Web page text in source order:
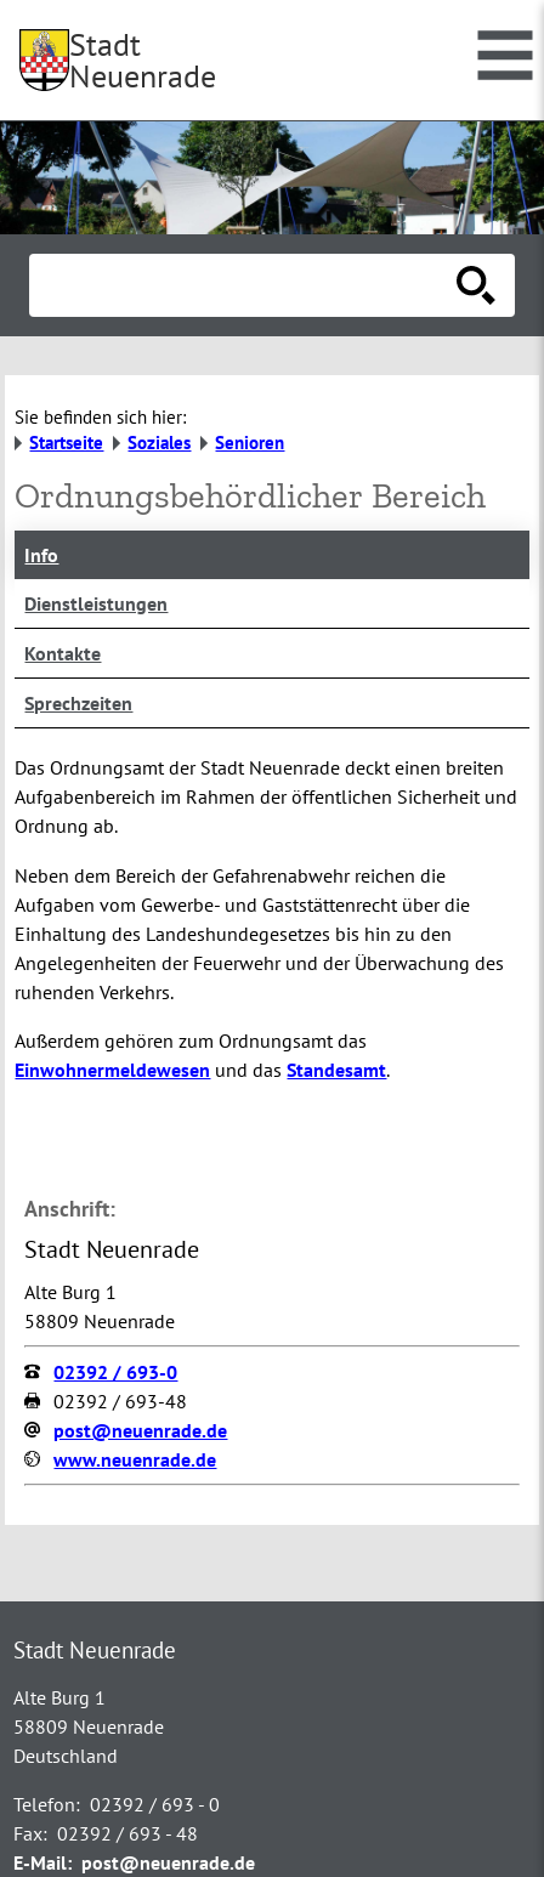
Stadt
Neuenrade
Sie befinden sich hier:
Startseite
Soziales Senioren
Ordnungsbehördlicher Bereich
Info
Dienstleistungen
Kontakte
Sprechzeiten
Das Ordnungsamt der Stadt Neuenrade deckt einen breiten
Aufgabenbereich im Rahmen der öffentlichen Sicherheit und
Ordnung ab.
Neben dem Bereich der Gefahrenabwehr reichen die
Aufgaben vom Gewerbe- und Gaststättenrecht über die
Einhaltung des Landeshundegesetzes bis hin zu den
Angelegenheiten der Feuerwehr und der Überwachung des
ruhenden Verkehrs.
Außerdem gehören zum Ordnungsamt das
Einwohnermeldewesen und dasStandesamt.
Anschrift:
Stadt Neuenrade
Alte Burg 1
58809 Neuenrade
02392 / 693-0
02392 / 693-48
post@neuenrade.de
www.neuenrade.de
Stadt Neuenrade
Alte Burg 1
58809 Neuenrade
Deutschland
Telefon: 02392 / 693 - 0
Fax: 02392 / 693 - 48
E-Mail: post@neuenrade.de